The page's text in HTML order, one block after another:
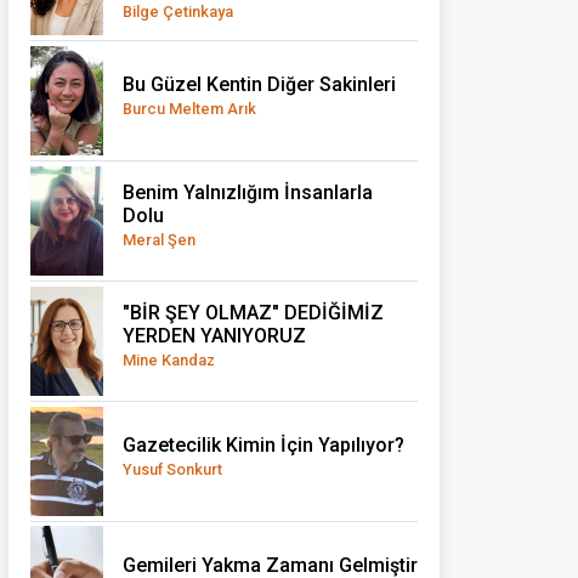
Bilge Çetinkaya
Bu Güzel Kentin Diğer Sakinleri
Burcu Meltem Arık
Benim Yalnızlığım İnsanlarla
Dolu
Meral Şen
"BİR ŞEY OLMAZ" DEDİĞİMİZ
YERDEN YANIYORUZ
Mine Kandaz
Gazetecilik Kimin İçin Yapılıyor?
Yusuf Sonkurt
Gemileri Yakma Zamanı Gelmiştir